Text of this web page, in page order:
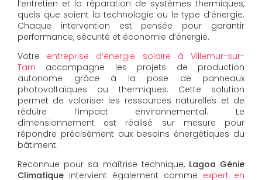
l’entretien et la réparation de systèmes thermiques,
quels que soient la technologie ou le type d’énergie.
Chaque intervention est pensée pour garantir
performance, sécurité et économie d’énergie.
Votre entreprise d’énergie solaire à Villemur-sur-
Tarn accompagne les projets de production
autonome grâce à la pose de panneaux
photovoltaïques ou thermiques. Cette solution
permet de valoriser les ressources naturelles et de
réduire l’impact environnemental. Le
dimensionnement est réalisé sur mesure pour
répondre précisément aux besoins énergétiques du
bâtiment.
Reconnue pour sa maîtrise technique, Lagoa Génie
Climatique intervient également comme expert en